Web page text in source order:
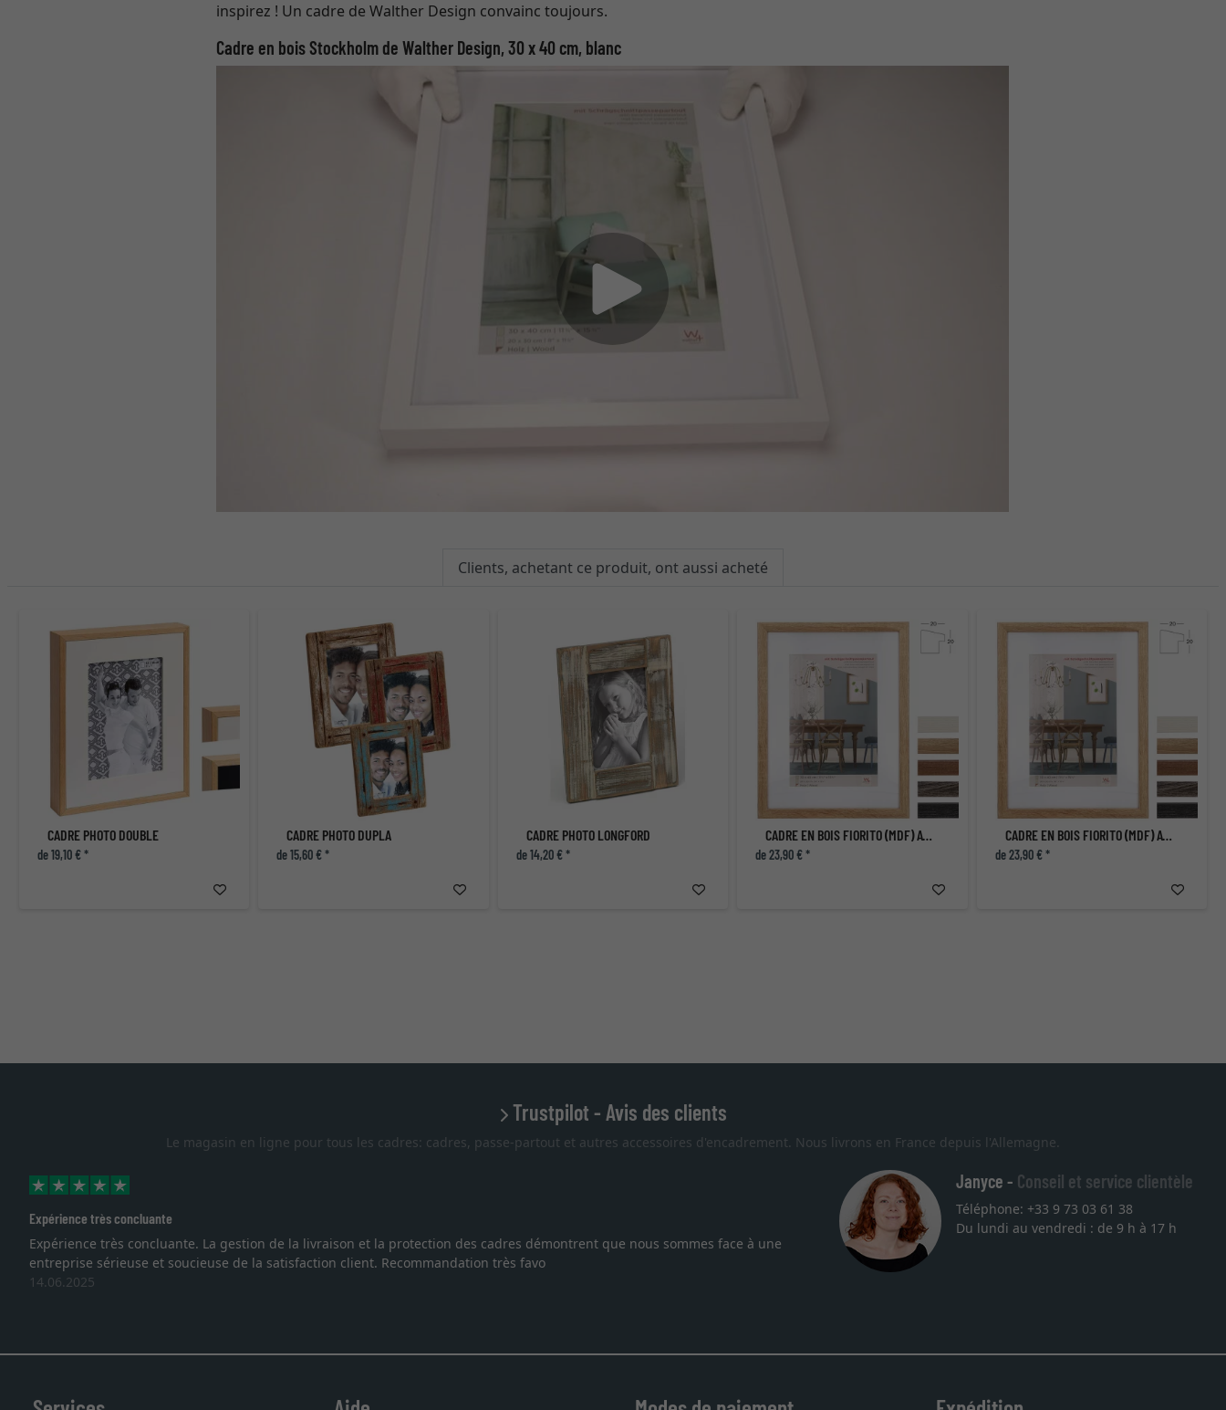
inspirez ! Un cadre de Walther Design convainc toujours.
Cadre en bois Stockholm de Walther Design, 30 x 40 cm, blanc
Clients, achetant ce produit, ont aussi acheté
CADRE PHOTO DOUBLE
de 19,10 € *
CADRE PHOTO DUPLA
de 15,60 € *
CADRE PHOTO LONGFORD
de 14,20 € *
CADRE EN BOIS FIORITO (MDF) AVEC PASSE-PARTOUT
de 23,90 € *
CADRE EN BOIS FIORITO (MDF) AVEC PASSE-PARTOUT
de 23,90 € *
Trustpilot - Avis des clients
Le magasin en ligne pour tous les cadres: cadres, passe-partout et autres accessoires d'encadrement. Nous livrons en France depuis l'Allemagne.
face à une
Excellent
Je recherchais un cadre sur mesure pour une lithographie, je suis tombée sur ce site. Le choix et la qualité sont au rendez
vous. Emballage professionnel, service et livraison dans les temps. J'espère revenir pour une autre commande. Merci.
Janyce - Conseil et service clientèle
Téléphone: +33 9 73 03 61 38
Du lundi au vendredi : de 9 h à 17 h